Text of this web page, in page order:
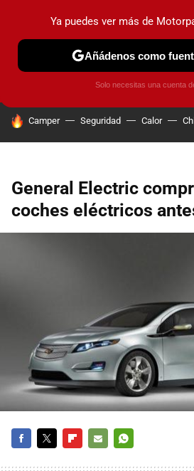
PRUEBAS COCHES ELÉCTRICOS
HOY SE HABLA DE
Camper Seguridad Calor
General Electric
coches eléctricos
Ya puedes ver más de
Añádenos como
Solo necesitas una cuenta